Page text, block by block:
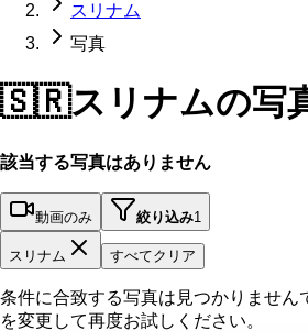
スリナム
写真
🇸🇷スリナムの写
該当する写真はありません
動画のみ 絞り込み1
スリナム すべてクリア
条件に合致する写真は見つかりません
を変更して再度お試しください。